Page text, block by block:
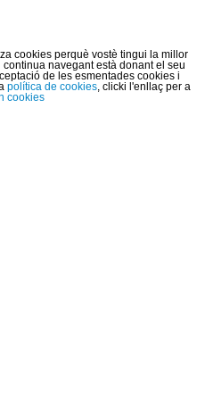
cookies perquè vostè tingui la millor
navegant està donant el seu
de les esmentades cookies i
política de cookies, clicki l'enllaç per a
cookies